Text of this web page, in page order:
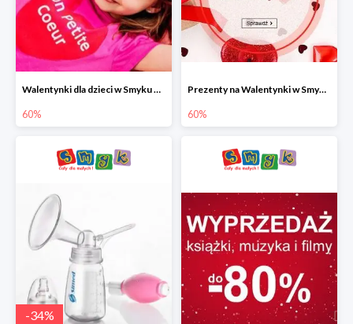
Walentynki dla dzieci w Smyku do -60%
60%
Prezenty na Walentynki w Smyku do -60%
60%
-34%